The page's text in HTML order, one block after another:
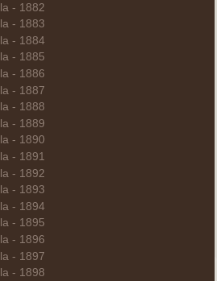
- 1882
- 1883
- 1884
- 1885
- 1886
- 1887
- 1888
- 1889
- 1890
- 1891
- 1892
- 1893
- 1894
- 1895
- 1896
- 1897
- 1898